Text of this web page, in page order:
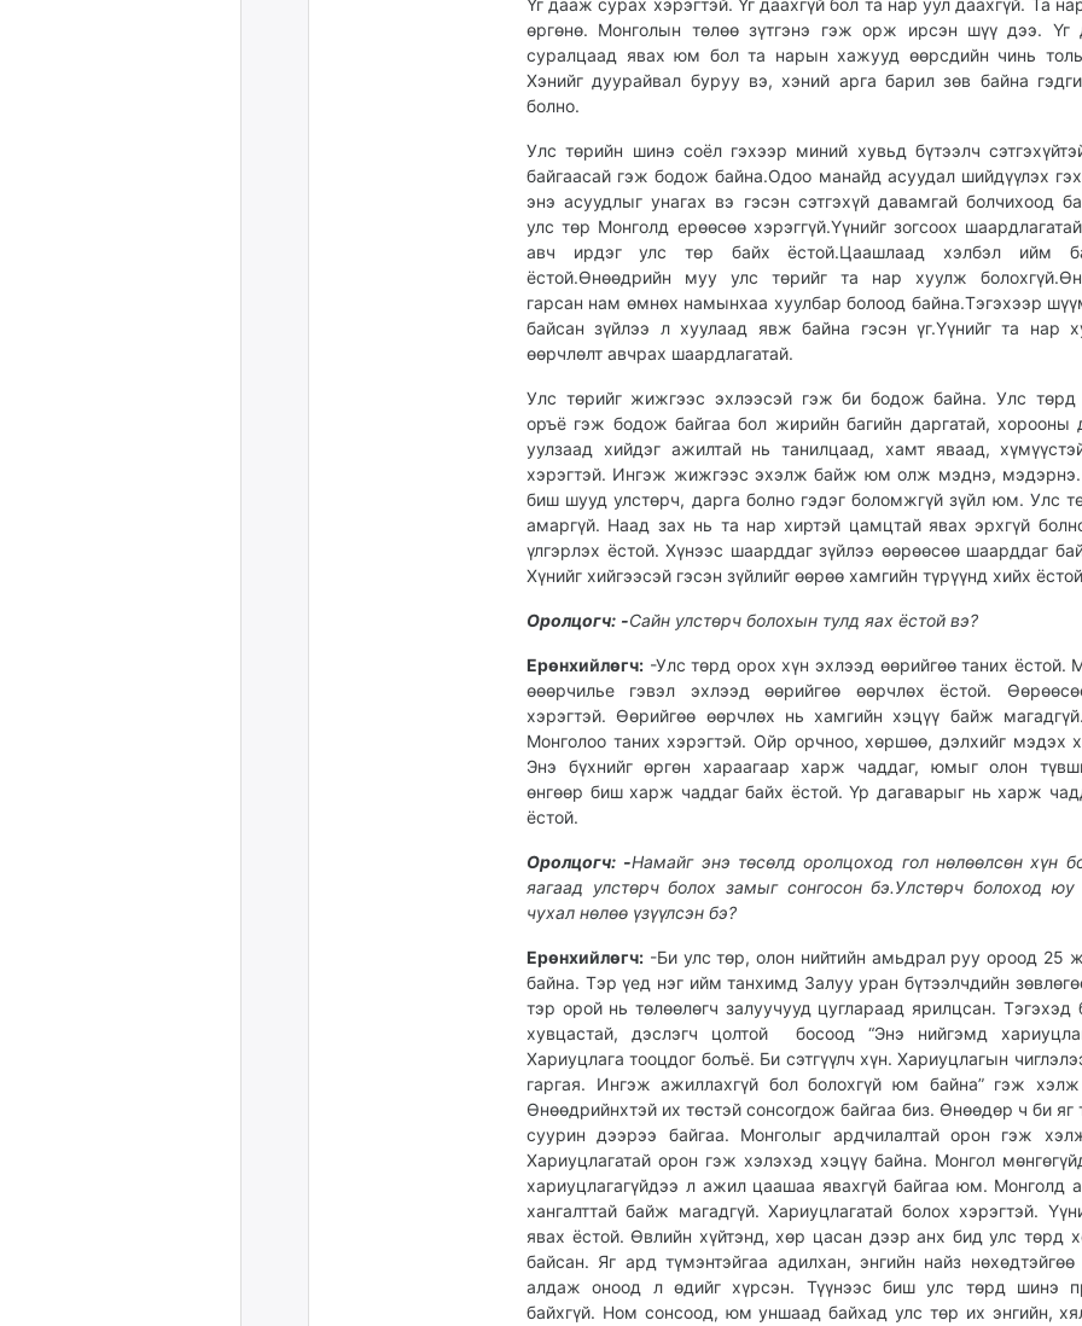
Үг дааж сурах хэрэгтэй. Үг даахгүй бол та нар уул даахгүй. Та
өргөнө. Монголын төлөө зүтгэнэ гэж орж ирсэн шүү дээ. Үг
суралцаад явах юм бол та нарын хажууд өөрсдийн чинь толь
Хэнийг дуурайвал буруу вэ, хэний арга барил зөв байна
болно.
Улс төрийн шинэ соёл гэхээр миний хувьд бүтээлч
байгаасай гэж бодож байна.Одоо манайд асуудал шийдүүлэх
энэ асуудлыг унагах вэ гэсэн сэтгэхүй давамгай болчихоод
улс төр Монголд ерөөсөө хэрэггүй.Үүнийг зогсоох
авч ирдэг улс төр байх ёстой.Цаашлаад хэлбэл ийм
ёстой.Өнөөдрийн муу улс төрийг та нар хуулж
гарсан нам өмнөх намынхаа хуулбар болоод байна.Тэгэхээр
байсан зүйлээ л хуулаад явж байна гэсэн үг.Үүнийг та нар
өөрчлөлт авчрах шаардлагатай.
Улс төрийг жижгээс эхлээсэй гэж би бодож байна. Улс төрд
оръё гэж бодож байгаа бол жирийн багийн даргатай, хорооны
уулзаад хийдэг ажилтай нь танилцаад, хамт яваад,
хэрэгтэй. Ингэж жижгээс эхэлж байж юм олж мэднэ, мэдэрнэ.
биш шууд улстөрч, дарга болно гэдэг боломжгүй зүйл юм. Улс
амаргүй. Наад зах нь та нар хиртэй цамцтай явах эрхгүй
үлгэрлэх ёстой. Хүнээс шаарддаг зүйлээ өөрөөсөө шаарддаг
Хүнийг хийгээсэй гэсэн зүйлийг өөрөө хамгийн түрүүнд хийх
Оролцогч: -Сайн улстөрч болохын тулд яах ёстой вэ?
Ерөнхийлөгч: -Улс төрд орох хүн эхлээд өөрийгөө таних ёстой.
өөөрчилье гэвэл эхлээд өөрийгөө өөрчлөх ёстой.
хэрэгтэй. Өөрийгөө өөрчлөх нь хамгийн хэцүү байж
Монголоо таних хэрэгтэй. Ойр орчноо, хөршөө, дэлхийг мэдэх
Энэ бүхнийг өргөн хараагаар харж чаддаг, юмыг олон
өнгөөр биш харж чаддаг байх ёстой. Үр дагаварыг нь харж
ёстой.
Оролцогч: -Намайг энэ төсөлд оролцоход гол нөлөөлсөн хүн
яагаад улстөрч болох замыг сонгосон бэ.Улстөрч болоход юу
чухал нөлөө үзүүлсэн бэ?
Ерөнхийлөгч: -Би улс төр, олон нийтийн амьдрал руу ороод 25
байна. Тэр үед нэг ийм танхимд Залуу уран бүтээлчдийн
тэр орой нь төлөөлөгч залуучууд цуглараад ярилцсан. Тэгэхэд
хувцастай, дэслэгч цолтой босоод “Энэ нийгэмд
Хариуцлага тооцдог болъё. Би сэтгүүлч хүн. Хариуцлагын
гаргая. Ингэж ажиллахгүй бол болохгүй юм байна” гэж хэлж
Өнөөдрийнхтэй их төстэй сонсогдож байгаа биз. Өнөөдөр ч би яг
суурин дээрээ байгаа. Монголыг ардчилалтай орон гэж
Хариуцлагатай орон гэж хэлэхэд хэцүү байна. Монгол
хариуцлагагүйдээ л ажил цаашаа явахгүй байгаа юм. Монголд
хангалттай байж магадгүй. Хариуцлагатай болох хэрэгтэй.
явах ёстой. Өвлийн хүйтэнд, хөр цасан дээр анх бид улс төрд
байсан. Яг ард түмэнтэйгаа адилхан, энгийн найз нөхөдтэйгөө
алдаж оноод л өдийг хүрсэн. Түүнээс биш улс төрд шинэ
байхгүй. Ном сонсоод, юм уншаад байхад улс төр их энгийн,